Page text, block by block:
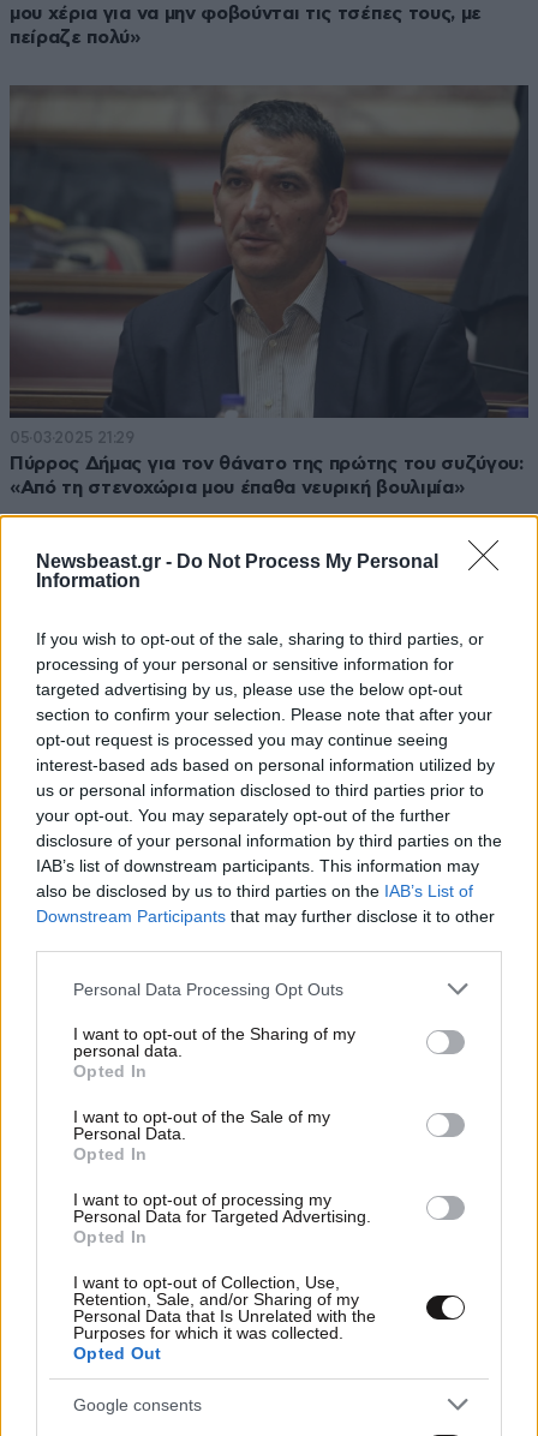
Newsbeast.gr - Do Not Process My Personal
Information
If you wish to opt-out of the sale, sharing to third parties, or
processing of your personal or sensitive information for
targeted advertising by us, please use the below opt-out
section to confirm your selection. Please note that after your
opt-out request is processed you may continue seeing
interest-based ads based on personal information utilized by
us or personal information disclosed to third parties prior to
your opt-out. You may separately opt-out of the further
disclosure of your personal information by third parties on the
IAB’s list of downstream participants. This information may
also be disclosed by us to third parties on the IAB’s List of
Downstream Participants that may further disclose it to other
Please note that this website/app uses one or more Google
not limited to your visit or usage behaviour. You may click to
grant or deny consent to Google and its third-party tags to
use your data for below specified purposes in below Google
consent section.
Personal Data Processing Opt Outs
I want to opt-out of the Sharing of my
personal data.
Opted In
I want to opt-out of the Sale of my
Personal Data.
Opted In
I want to opt-out of processing my
Personal Data for Targeted Advertising.
Opted In
I want to opt-out of Collection, Use,
Retention, Sale, and/or Sharing of my
Personal Data that Is Unrelated with the
Purposes for which it was collected.
Opted Out
Google consents
μου χέρια για να μην φοβούνται τις τσέπες τους, με
πείραζε πολύ»
05·03·2025 21:29
Πύρρος Δήμας για τον θάνατο της πρώτης του συζύγου:
«Από τη στενοχώρια μου έπαθα νευρική βουλιμία»
27·01·2025 11:22
Δάκρυσε ο Πύρρος Δήμας για τον Αρχιεπίσκοπο
«Λύγισε» ο Πύρρος Δήμας για τον Αρχιεπίσκοπο